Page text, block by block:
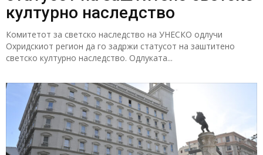
културно наследство
Комитетот за светско наследство на УНЕСКО одлучи
Охридскиот регион да го задржи статусот на заштитено
светско културно наследство. Одлуката...